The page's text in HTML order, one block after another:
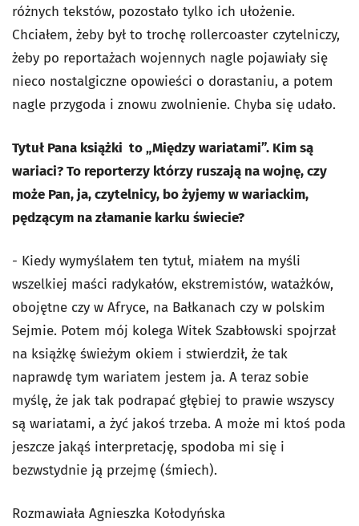
różnych tekstów, pozostało tylko ich ułożenie.
Chciałem, żeby był to trochę rollercoaster czytelniczy,
żeby po reportażach wojennych nagle pojawiały się
nieco nostalgiczne opowieści o dorastaniu, a potem
nagle przygoda i znowu zwolnienie. Chyba się udało.
Tytuł Pana książki to „Między wariatami”. Kim są
wariaci? To reporterzy którzy ruszają na wojnę, czy
może Pan, ja, czytelnicy, bo żyjemy w wariackim,
pędzącym na złamanie karku świecie?
- Kiedy wymyślałem ten tytuł, miałem na myśli
wszelkiej maści radykałów, ekstremistów, watażków,
obojętne czy w Afryce, na Bałkanach czy w polskim
Sejmie. Potem mój kolega Witek Szabłowski spojrzał
na książkę świeżym okiem i stwierdził, że tak
naprawdę tym wariatem jestem ja. A teraz sobie
myślę, że jak tak podrapać głębiej to prawie wszyscy
są wariatami, a żyć jakoś trzeba. A może mi ktoś poda
jeszcze jakąś interpretację, spodoba mi się i
bezwstydnie ją przejmę (śmiech).
Rozmawiała Agnieszka Kołodyńska